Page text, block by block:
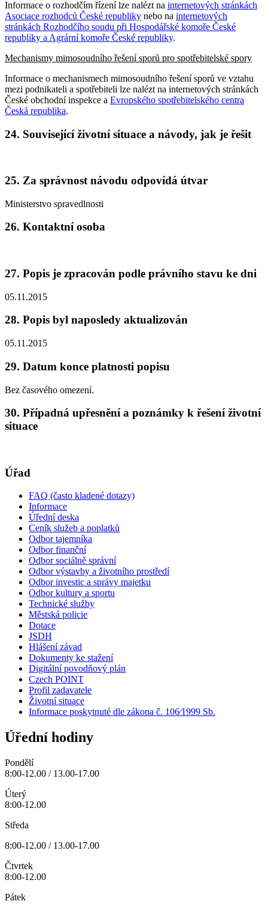
Informace o rozhodčím řízení lze nalézt na internetových stránkách
Asociace rozhodců České republiky nebo na internetových
stránkách Rozhodčího soudu při Hospodářské komoře České
republiky a Agrární komoře České republiky.
Mechanismy mimosoudního řešení sporů pro spotřebitelské spory
Informace o mechanismech mimosoudního řešení sporů ve vztahu
mezi podnikateli a spotřebiteli lze nalézt na internetových stránkách
České obchodní inspekce a Evropského spotřebitelského centra
Česká republika.
24. Související životní situace a návody, jak je řešit
25. Za správnost návodu odpovídá útvar
Ministerstvo spravedlnosti
26. Kontaktní osoba
27. Popis je zpracován podle právního stavu ke dni
05.11.2015
28. Popis byl naposledy aktualizován
05.11.2015
29. Datum konce platnosti popisu
Bez časového omezení.
30. Případná upřesnění a poznámky k řešení životní
situace
Úřad
FAQ (často kladené dotazy)
Informace
Úřední deska
Ceník služeb a poplatků
Odbor tajemníka
Odbor finanční
Odbor sociálně správní
Odbor výstavby a životního prostředí
Odbor investic a správy majetku
Odbor kultury a sportu
Technické služby
Městská policie
Dotace
JSDH
Hlášení závad
Dokumenty ke stažení
Digitální povodňový plán
Czech POINT
Profil zadavatele
Životní situace
Informace poskytnuté dle zákona č. 106⁄1999 Sb.
Úřední hodiny
Pondělí
8:00-12.00 / 13.00-17.00
Úterý
8:00-12.00
Středa
8:00-12.00 / 13.00-17.00
Čtvrtek
8:00-12.00
Pátek